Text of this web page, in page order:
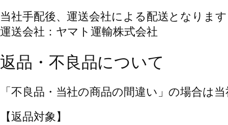
当社手配後、運送会社による配送となりま
運送会社：ヤマト運輸株式会社
返品・不良品について
「不良品・当社の商品の間違い」の場合は
【返品対象】